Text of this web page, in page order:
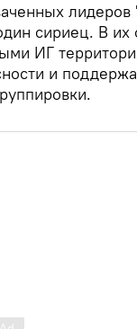
лидеров
сириец. В их
ИГ
и